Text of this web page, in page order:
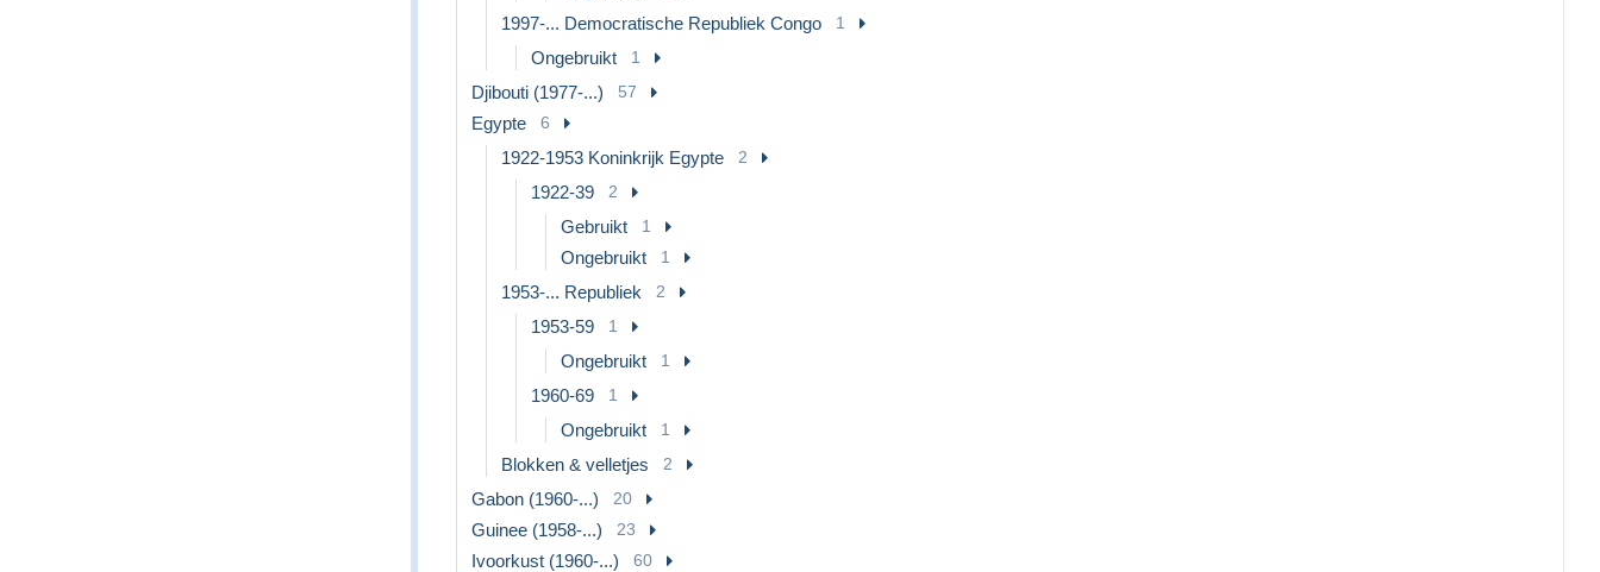
1997-... Democratische Republiek Congo 1
Ongebruikt 1
Djibouti (1977-...) 57
Egypte 6
1922-1953 Koninkrijk Egypte 2
1922-39 2
Gebruikt 1
Ongebruikt 1
1953-... Republiek 2
1953-59 1
Ongebruikt 1
1960-69 1
Ongebruikt 1
Blokken & velletjes 2
Gabon (1960-...) 20
Guinee (1958-...) 23
Ivoorkust (1960-...) 60